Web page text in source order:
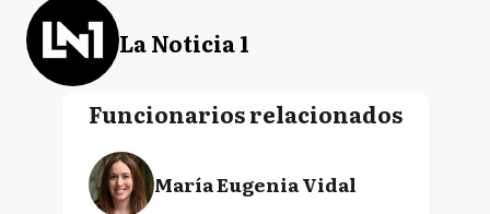
La Noticia 1
Funcionarios relacionados
María Eugenia Vidal